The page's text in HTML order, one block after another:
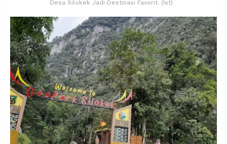
Desa Silokek Jadi Destinasi Favorit. (Ist)